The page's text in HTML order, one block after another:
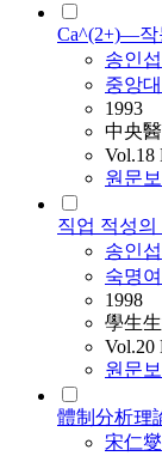
Ca^(2+)―작
송인섭
중앙
1993
中央
Vol.18
원문보
직업 적성의
송인섭
숙명
1998
學生
Vol.20
원문보
體制分析理
宋仁燮